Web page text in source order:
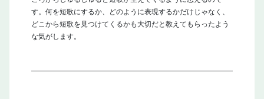
す。何を短歌にするか、どのように表現するかだけじゃなく、
どこから短歌を見つけてくるかも大切だと教えてもらったよう
な気がします。